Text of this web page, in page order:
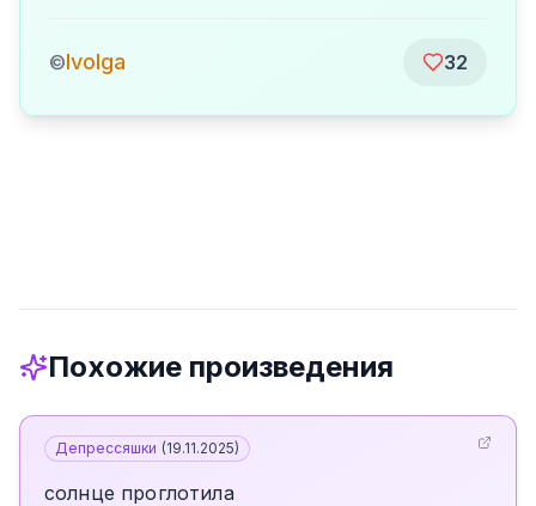
©Ivolga 32
Похожие произведения
Депрессяшки (19.11.2025)
солнце проглотила